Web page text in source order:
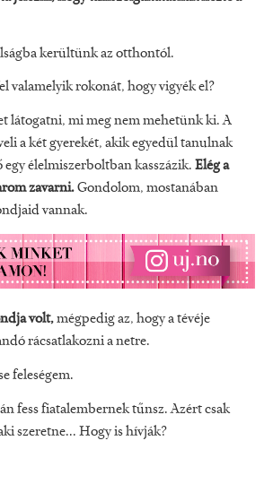
kerültünk az otthontól.
valamelyik rokonát, hogy vigyék el?
látogatni, mi meg nem mehetünk ki. A
a két gyerekét, akik egyedül tanulnak
élelmiszerboltban kasszázik. Elég a
zavarni.Gondolom, mostanában
vannak.
volt,mégpedig az, hogy a tévéje
rácsatlakozni a netre.
feleségem.
fess fiatalembernek tűnsz. Azért csak
szeretne... Hogy is hívják?